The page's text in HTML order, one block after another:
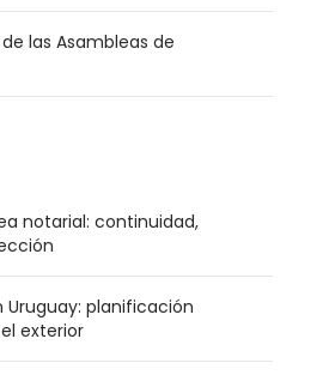
las Asambleas de
notarial: continuidad,
Uruguay: planificación
exterior